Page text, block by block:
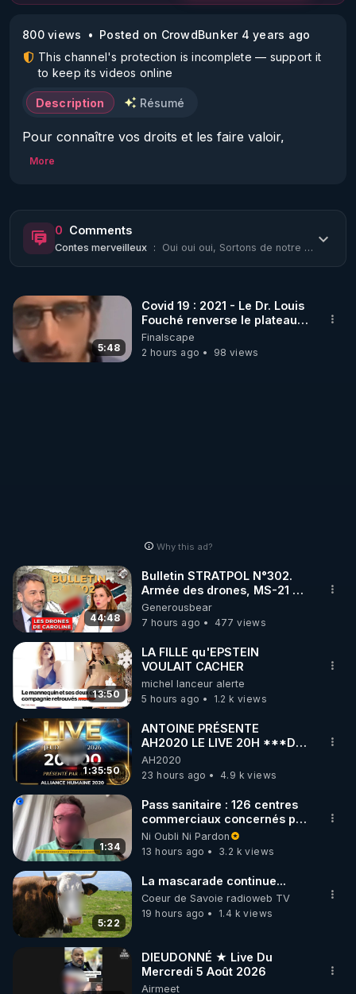
800 views
Posted on CrowdBunker 4 years ago
This channel's protection is incomplete — support it
to keep its videos online
Description Résumé
Pour connaître vos droits et les faire valoir,
informez-vous sur le site www.conseilnational.fr
Réponse
       * allez sur notre site  :
https://www.conseilnational.fr
       * remplir le formulaire contact et le valider
Nous seront heureux de partager nos expériences
de vie et de savoir, pour le bien de tous, et surtout,
More
0 Comments
Contes merveilleux : Oui oui oui, Sortons de notre Torpeur.... Il est Inutile d' avoir Peur.... Le ve...
5:48
Covid 19 : 2021 - Le Dr. Louis
Fouché renverse le plateau
de CNews !
Finalscape
2 hours ago
98 views
Why this ad?
44:48
Bulletin STRATPOL N°302.
Armée des drones, MS-21 en
série, missiles coréens.
07.08.2026.
Generousbear
7 hours ago
477 views
13:50
LA FILLE qu'EPSTEIN
VOULAIT CACHER
michel lanceur alerte
5 hours ago
1.2 k views
1:35:50
ANTOINE PRÉSENTE
AH2020 LE LIVE 20H ***DU
06/08/2026***
AH2020
23 hours ago
4.9 k views
1:34
Pass sanitaire : 126 centres
commerciaux concernés par
l'obligation dans toute la
France
Ni Oubli Ni Pardon
13 hours ago
3.2 k views
5:22
La mascarade continue...
Coeur de Savoie radioweb TV
19 hours ago
1.4 k views
DIEUDONNÉ ★ Live Du
Mercredi 5 Août 2026
Airmeet